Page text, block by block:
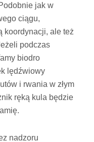
jak w
ciągu,
koordynacji, ale też
podczas
biodro
lędźwiowy
i rwania w złym
ręką kula będzie
nadzoru